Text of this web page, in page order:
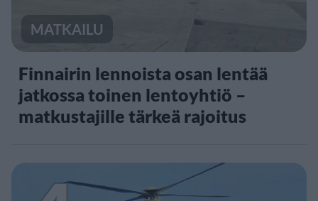
MATKAILU
Finnairin lennoista osan lentää
jatkossa toinen lentoyhtiö –
matkustajille tärkeä rajoitus